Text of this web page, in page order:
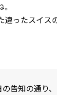
違ったスイス
の告知の通り